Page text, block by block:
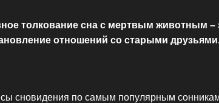
толкование сна с мертвым животным –
отношений со старыми
сновидения по самым популярным